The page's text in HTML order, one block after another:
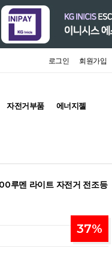
로그인 회원가입
자전거부품 에너지젤
루멘 라이트 자전거 전조등
37%